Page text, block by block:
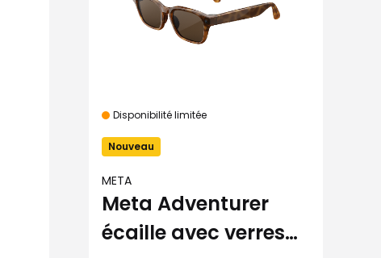
Disponibilité limitée
Nouveau
META
Meta Adventurer
écaille avec verres